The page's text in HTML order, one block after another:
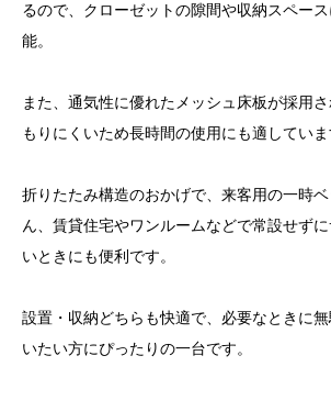
るので、クローゼットの隙間や収納スペー
能。
また、通気性に優れたメッシュ床板が採用
もりにくいため長時間の使用にも適していま
折りたたみ構造のおかげで、来客用の一時
ん、賃貸住宅やワンルームなどで常設せず
いときにも便利です。
設置・収納どちらも快適で、必要なときに
いたい方にぴったりの一台です。